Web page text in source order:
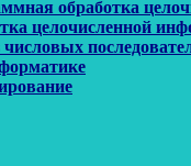
обработка
целочисленной
числовых